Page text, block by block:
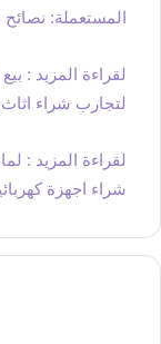
المستعملة:
لقراءة المزيد :
لتجارب شراء
لقراءة المزيد :
شراء اجهزة